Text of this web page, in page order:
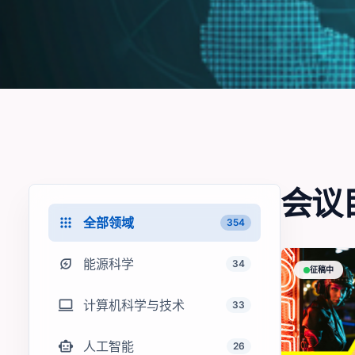
apps 全部领域 354
energy_savings_leaf 能源科学 34
computer 计算机科学与技术 33
smart_toy 人工智能 26
会议
征稿中